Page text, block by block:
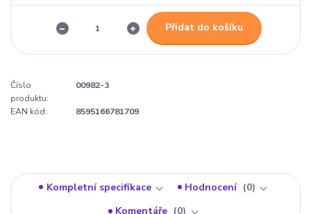
Přidat do košíku
Číslo
produktu:
00982-3
EAN kód: 8595166781709
Kompletní specifikace Hodnocení
0
Komentáře
0